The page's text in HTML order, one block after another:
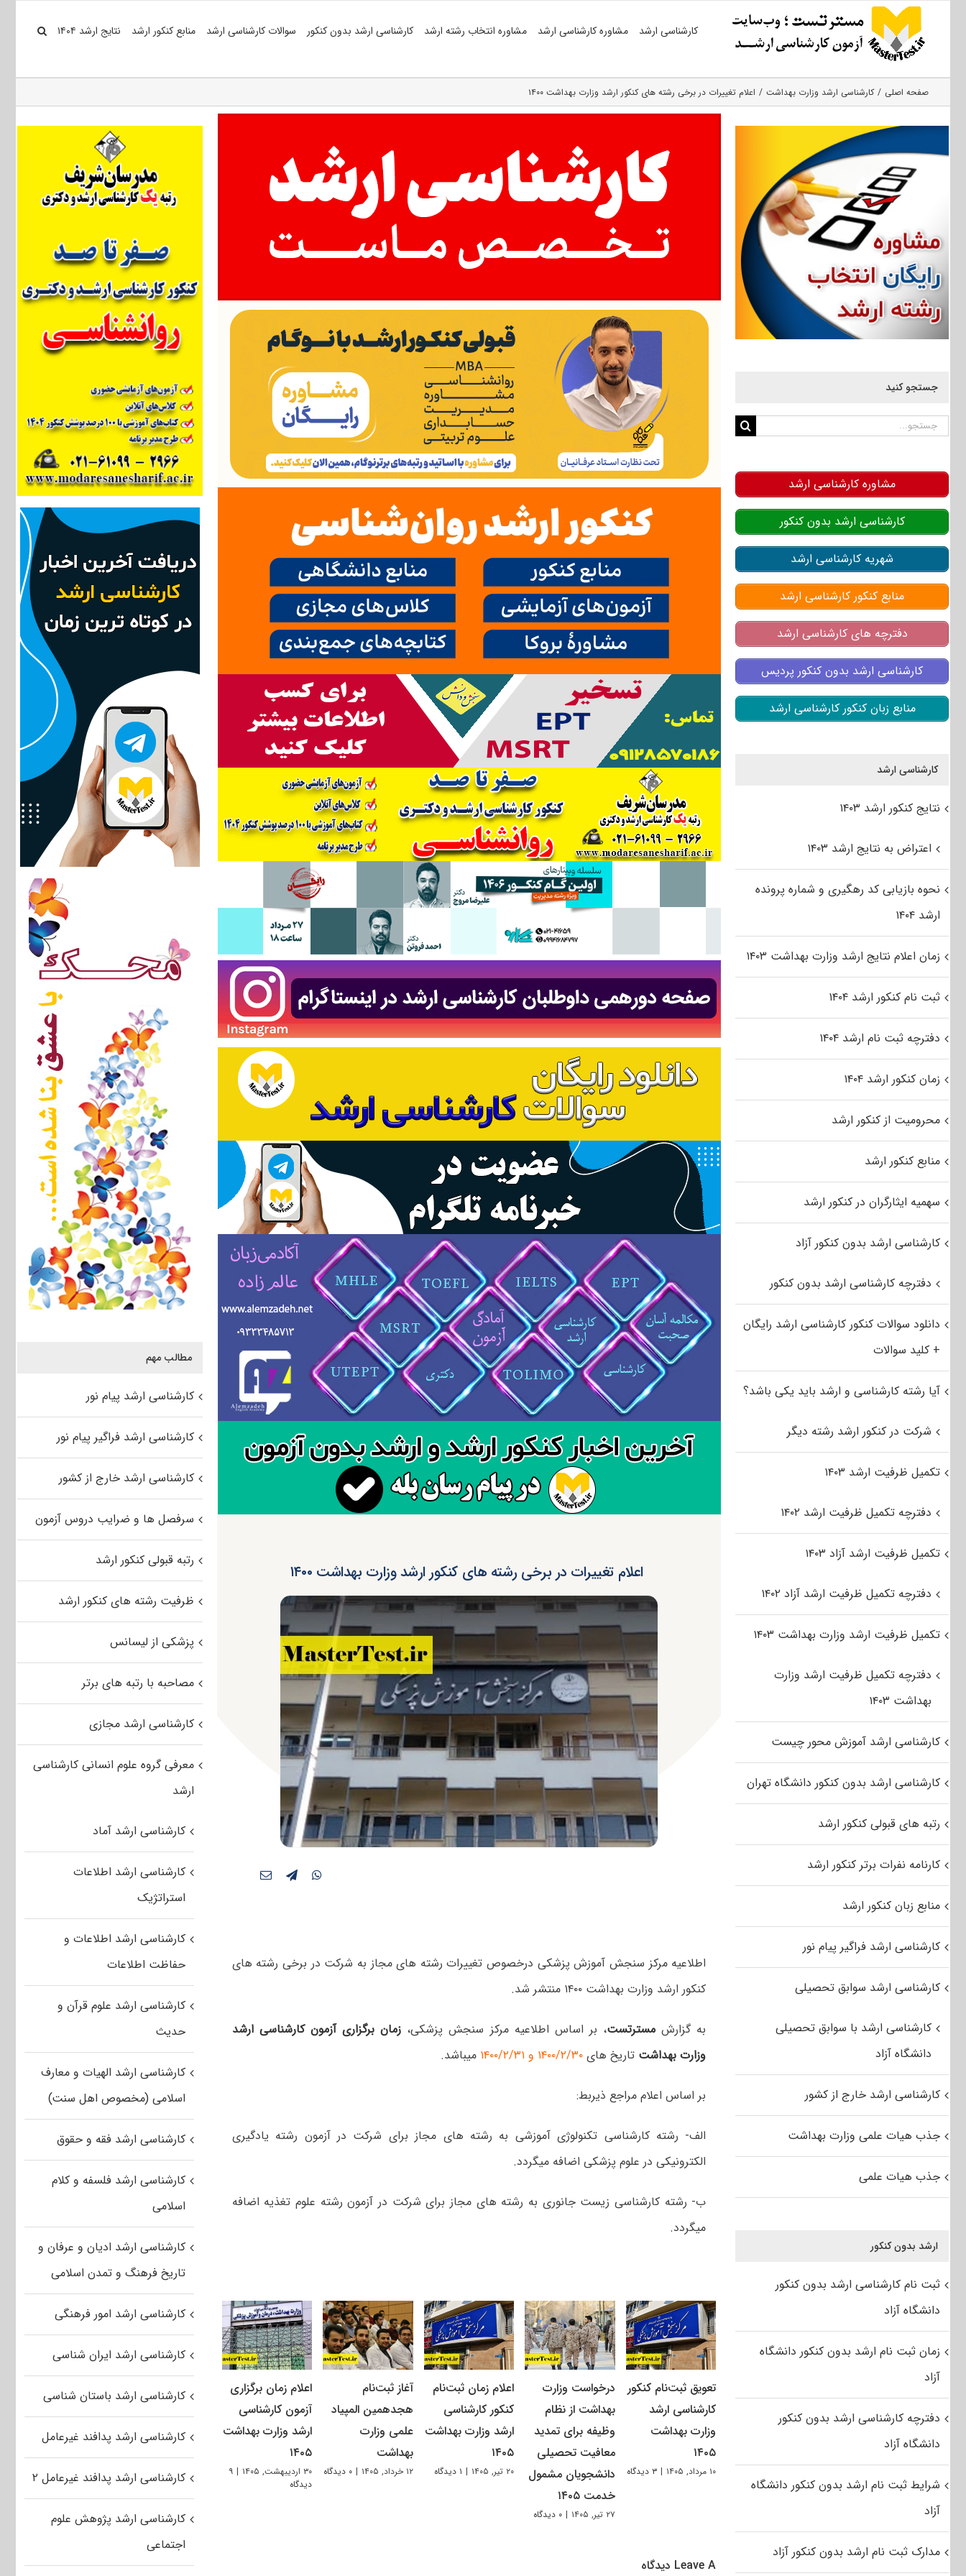
کارشناسی ارشد مشاوره کارشناسی ارشد مشاوره انتخاب رشته ارشد کارشناسی ارشد بدون کنکور سوالات کارشناسی ارشد منابع کنکور ارشد نتایج ارشد ۱۴۰۴
صفحه اصلی کارشناسی ارشد وزارت بهداشت اعلام تغییرات در برخی رشته های کنکور ارشد وزارت بهداشت ۱۴۰۰
اعلام تغییرات در برخی رشته های کنکور ارشد وزارت بهداشت ۱۴۰۰
اطلاعیه مرکز سنجش آموزش پزشکی درخصوص تغییرات رشته های مجاز به شرکت در برخی رشته های
کنکور ارشد وزارت بهداشت ۱۴۰۰ منتشر شد.
به گزارش مسترتست، بر اساس اطلاعیه مرکز سنجش پزشکی، زمان برگزاری آزمون کارشناسی ارشد
وزارت بهداشت تاریخ ھای ۱۴۰۰/۲/۳۰ و ۱۴۰۰/۲/۳۱ میباشد.
بر اساس اعلام مراجع ذیربط:
الف- رشته کارشناسی تکنولوژی آموزشی به رشته ھای مجاز برای شرکت در آزمون رشته یادگیری
الکترونیکی در علوم پزشکی اضافه میگردد.
ب- رشته کارشناسی زیست جانوری به رشته ھای مجاز برای شرکت در آزمون رشته علوم تغذیه اضافه
میگردد.
تعویق ثبت‌نام کنکور
کارشناسی ارشد
وزارت بهداشت
۱۴۰۵
۱۰ مرداد, ۱۴۰۵ | ۳ دیدگاه
درخواست وزارت
بهداشت از نظام
وظیفه برای تمدید
معافیت تحصیلی
دانشجویان مشمول
خدمت ۱۴۰۵
۲۷ تیر, ۱۴۰۵ | ۰ دیدگاه
اعلام زمان ثبت‌نام
کنکور کارشناسی
ارشد وزارت بهداشت
۱۴۰۵
۲۰ تیر, ۱۴۰۵ | ۱ دیدگاه
آغاز ثبت‌نام
هجدهمین المپیاد
علمی وزارت
بهداشت
۱۲ خرداد, ۱۴۰۵ | ۰ دیدگاه
اعلام زمان برگزاری
آزمون کارشناسی
ارشد وزارت بهداشت
۱۴۰۵
۳۰ اردیبهشت, ۱۴۰۵ | ۹
دیدگاه
Leave A دیدگاه
مطالب مهم
کارشناسی ارشد پیام نور
کارشناسی ارشد فراگیر پیام نور
کارشناسی ارشد خارج از کشور
سرفصل ها و ضرایب دروس آزمون
رتبه قبولی کنکور ارشد
ظرفیت رشته های کنکور ارشد
پزشکی از لیسانس
مصاحبه با رتبه های برتر
کارشناسی ارشد مجازی
معرفی گروه علوم انسانی کارشناسی
ارشد
کارشناسی ارشد آماد
کارشناسی ارشد اطلاعات
استراتژیک
کارشناسی ارشد اطلاعات و
حفاظت اطلاعات
کارشناسی ارشد علوم قرآن و
حدیث
کارشناسی ارشد الهیات و معارف
اسلامی (مخصوص اهل سنت)
کارشناسی ارشد فقه و حقوق
کارشناسی ارشد فلسفه و کلام
اسلامی
کارشناسی ارشد ادیان و عرفان و
تاریخ فرهنگ و تمدن اسلامی
کارشناسی ارشد امور فرهنگی
کارشناسی ارشد ایران شناسی
کارشناسی ارشد باستان شناسی
کارشناسی ارشد پدافند غیرعامل
کارشناسی ارشد پدافند غیرعامل ۲
کارشناسی ارشد پژوهش علوم
اجتماعی
جستجو کنید
جستجو
مشاوره کارشناسی ارشد
کارشناسی ارشد بدون کنکور
شهریه کارشناسی ارشد
منابع کنکور کارشناسی ارشد
دفترچه های کارشناسی ارشد
کارشناسی ارشد بدون کنکور پردیس
منابع زبان کنکور کارشناسی ارشد
کارشناسی ارشد
نتایج کنکور ارشد ۱۴۰۳
اعتراض به نتایج ارشد ۱۴۰۳
نحوه بازیابی کد رهگیری و شماره پرونده
ارشد ۱۴۰۴
زمان اعلام نتایج ارشد وزارت بهداشت ۱۴۰۳
ثبت نام کنکور ارشد ۱۴۰۴
دفترچه ثبت نام ارشد ۱۴۰۴
زمان کنکور ارشد ۱۴۰۴
محرومیت از کنکور ارشد
منابع کنکور ارشد
سهمیه ایثارگران در کنکور ارشد
کارشناسی ارشد بدون کنکور آزاد
دفترچه کارشناسی ارشد بدون کنکور
دانلود سوالات کنکور کارشناسی ارشد رایگان
+ کلید سوالات
آیا رشته کارشناسی و ارشد باید یکی باشد؟
شرکت در کنکور ارشد رشته دیگر
تکمیل ظرفیت ارشد ۱۴۰۳
دفترچه تکمیل ظرفیت ارشد ۱۴۰۲
تکمیل ظرفیت ارشد آزاد ۱۴۰۳
دفترچه تکمیل ظرفیت ارشد آزاد ۱۴۰۲
تکمیل ظرفیت ارشد وزارت بهداشت ۱۴۰۳
دفترچه تکمیل ظرفیت ارشد وزارت
بهداشت ۱۴۰۳
کارشناسی ارشد آموزش محور چیست
کارشناسی ارشد بدون کنکور دانشگاه تهران
رتبه های قبولی کنکور ارشد
کارنامه نفرات برتر کنکور ارشد
منابع زبان کنکور ارشد
کارشناسی ارشد فراگیر پیام نور
کارشناسی ارشد سوابق تحصیلی
کارشناسی ارشد با سوابق تحصیلی
دانشگاه آزاد
کارشناسی ارشد خارج از کشور
جذب هیات علمی وزارت بهداشت
جذب هیات علمی
ارشد بدون کنکور
ثبت نام کارشناسی ارشد بدون کنکور
دانشگاه آزاد
زمان ثبت نام ارشد بدون کنکور دانشگاه
آزاد
دفترچه کارشناسی ارشد بدون کنکور
دانشگاه آزاد
شرایط ثبت نام ارشد بدون کنکور دانشگاه
آزاد
مدارک ثبت نام ارشد بدون کنکور آزاد